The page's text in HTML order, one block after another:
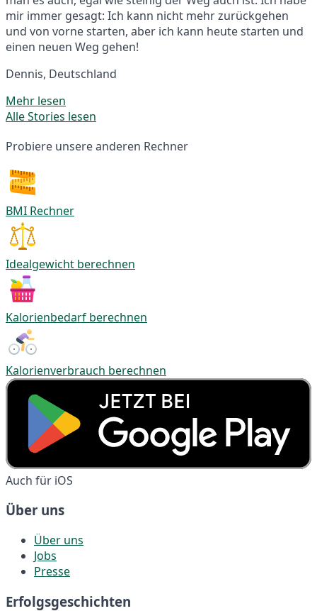
mir immer gesagt: Ich kann nicht mehr zurückgehen
und von vorne starten, aber ich kann heute starten und
einen neuen Weg gehen!
Dennis, Deutschland
Mehr lesen
Alle Stories lesen
Probiere unsere anderen Rechner
BMI Rechner
Idealgewicht berechnen
Kalorienbedarf berechnen
Kalorienverbrauch berechnen
Auch für iOS
Über uns
Über uns
Jobs
Presse
Erfolgsgeschichten